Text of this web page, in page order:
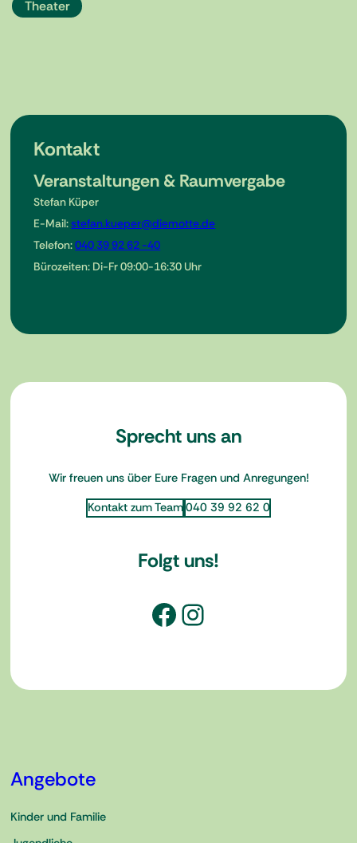
Theater
Kontakt
Veranstaltungen & Raumvergabe
Stefan Küper
E-Mail:stefan.kueper@diemotte.de
Telefon:040 39 92 62 -40
Bürozeiten: Di-Fr 09:00-16:30 Uhr
Sprecht uns an
Wir freuen uns über Eure Fragen und Anregungen!
Kontakt zum Team 040 39 92 62 0
Folgt uns!
Facebook
Instagram
Angebote
Kinder und Familie